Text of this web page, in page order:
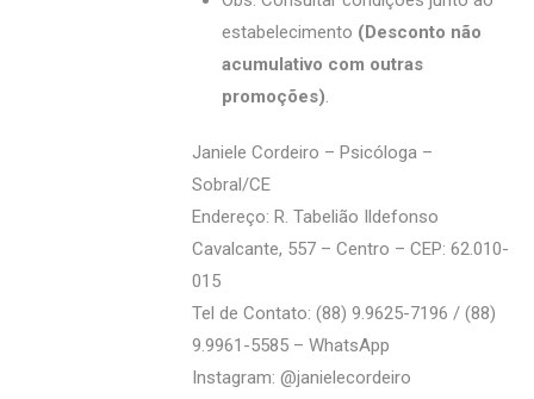
estabelecimento (Desconto não
acumulativo com outras
promoções).
Janiele Cordeiro – Psicóloga –
Sobral/CE
Endereço: R. Tabelião Ildefonso
Cavalcante, 557 – Centro – CEP: 62.010-
015
Tel de Contato: (88) 9.9625-7196 / (88)
9.9961-5585 – WhatsApp
Instagram: @‌janielecordeiro